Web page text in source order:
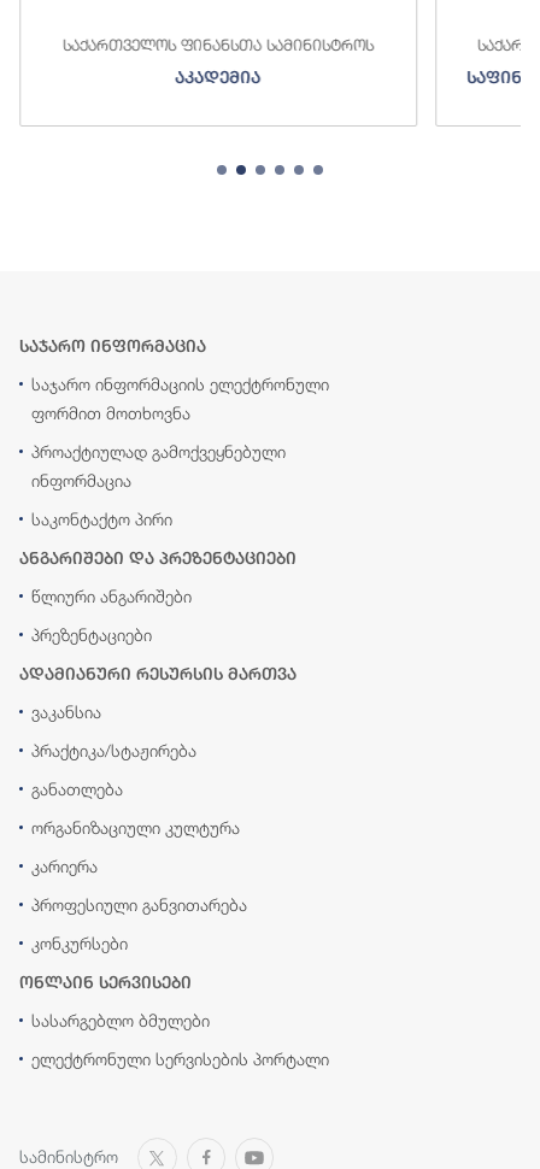
საქართველოს ფინანსთა სამინისტროს
აკადემია
საჯარო ინფორმაცია
საჯარო ინფორმაციის ელექტრონული
ფორმით მოთხოვნა
პროაქტიულად გამოქვეყნებული
ინფორმაცია
საკონტაქტო პირი
ანგარიშები და პრეზენტაციები
წლიური ანგარიშები
პრეზენტაციები
ადამიანური რესურსის მართვა
ვაკანსია
პრაქტიკა/სტაჟირება
განათლება
ორგანიზაციული კულტურა
კარიერა
პროფესიული განვითარება
კონკურსები
ონლაინ სერვისები
სასარგებლო ბმულები
ელექტრონული სერვისების პორტალი
სამინისტრო